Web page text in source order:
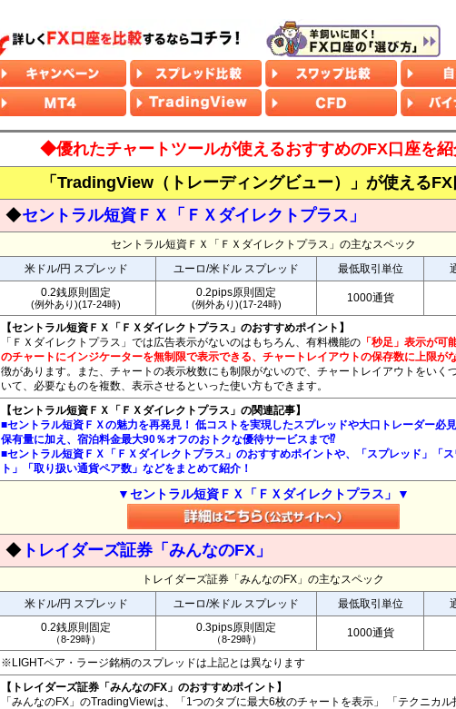
◆優れたチャートツールが使えるおすすめのFX口座を紹
「TradingView（トレーディングビュー）」が使える
◆セントラル短資ＦＸ「ＦＸダイレクトプラス」
セントラル短資ＦＸ「ＦＸダイレクトプラス」の主なスペック
米ドル/円 スプレッド
ユーロ/米ドル スプレッド 最低取引単位
0.2銭原則固定
(例外あり)(17-24時)
0.2pips原則固定
(例外あり)(17-24時) 1000通貨
【セントラル短資ＦＸ「ＦＸダイレクトプラス」のおすすめポイント】
「ＦＸダイレクトプラス」では広告表示がないのはもちろん、有料機能の 「秒足」表示が可
のチャートにインジケーターを無制限で表示できる、チャートレイアウトの保存数に上限が
徴があります。また、チャートの表示枚数にも制限がないので、チャートレイアウトをいく
いて、必要なものを複数、表示させるといった使い方もできます。
【セントラル短資ＦＸ「ＦＸダイレクトプラス」の関連記事】
■セントラル短資ＦＸの魅力を再発見！ 低コストを実現したスプレッドや大口トレーダー必
保有量に加え、宿泊料金最大90％オフのおトクな優待サービスまで⁉
■セントラル短資ＦＸ「ＦＸダイレクトプラス」のおすすめポイントや、「スプレッド」「
ト」「取り扱い通貨ペア数」などをまとめて紹介！
▼セントラル短資ＦＸ「ＦＸダイレクトプラス」▼
◆ トレイダーズ証券「みんなのFX」
トレイダーズ証券「みんなのFX」の主なスペック
米ドル/円 スプレッド
ユーロ/米ドル スプレッド 最低取引単位
0.2銭原則固定
（8-29時）
0.3pips原則固定
（8-29時） 1000通貨
※LIGHTペア・ラージ銘柄のスプレッドは上記とは異なります
【トレイダーズ証券「みんなのFX」のおすすめポイント】
「みんなのFX」のTradingViewは、「1つのタブに最大6枚のチャートを表示」 「テクニカ